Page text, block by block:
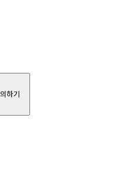
하기